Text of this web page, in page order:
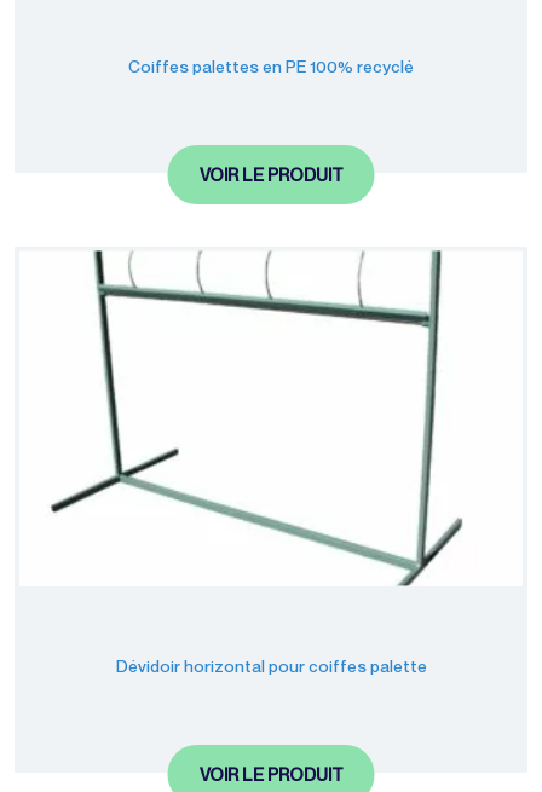
Coiffes palettes en PE 100% recyclé
VOIR LE PRODUIT
Dévidoir horizontal pour coiffes palette
VOIR LE PRODUIT